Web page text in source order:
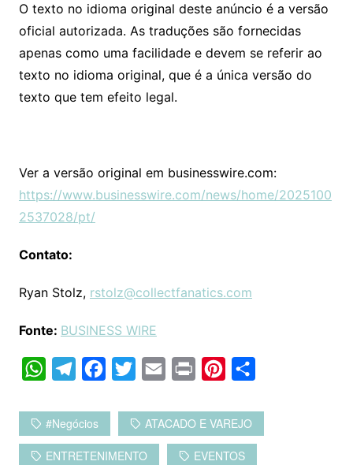
O texto no idioma original deste anúncio é a versão
oficial autorizada. As traduções são fornecidas
apenas como uma facilidade e devem se referir ao
texto no idioma original, que é a única versão do
texto que tem efeito legal.
Ver a versão original em businesswire.com:
https://www.businesswire.com/news/home/2025100
2537028/pt/
Contato:
Ryan Stolz, rstolz@collectfanatics.com
Fonte: BUSINESS WIRE
W
a
t
l
e
c
e
i
t
a
i
i
n
n
t
m
p
#negócios ATACADO E VAREJO
ENTRETENIMENTO EVENTOS